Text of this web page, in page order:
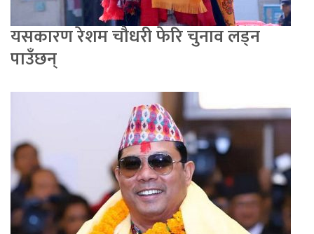
यसकारण रेशम चौधरी फेरि चुनाव लड्न
पाउँछन्